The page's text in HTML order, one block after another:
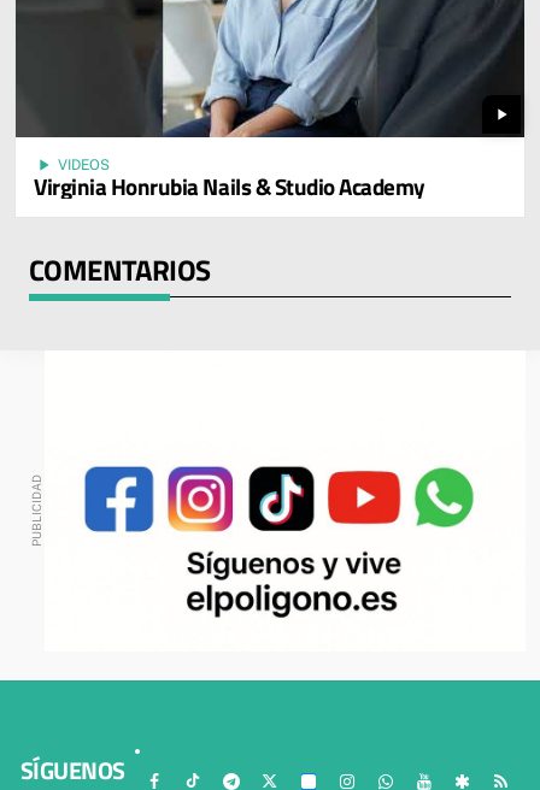
play_arrow
play_arrow VIDEOS
Virginia Honrubia Nails & Studio Academy
COMENTARIOS
SÍGUENOS